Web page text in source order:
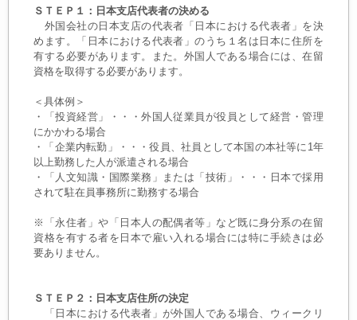
ＳＴＥＰ１：日本支店代表者の決める
外国会社の日本支店の代表者「日本における代表者」を決
めます。「日本における代表者」のうち１名は日本に住所を
有する必要があります。また。外国人である場合には、在留
資格を取得する必要があります。
＜具体例＞
・「投資経営」・・・外国人従業員が役員として経営・管理
にかかわる場合
・「企業内転勤」・・・役員、社員として本国の本社等に1年
以上勤務した人が派遣される場合
・「人文知識・国際業務」または「技術」・・・日本で採用
されて駐在員事務所に勤務する場合
※「永住者」や「日本人の配偶者等」など既に身分系の在留
資格を有する者を日本で雇い入れる場合には特に手続きは必
要ありません。
ＳＴＥＰ２：日本支店住所の決定
「日本における代表者」が外国人である場合、ウィークリ